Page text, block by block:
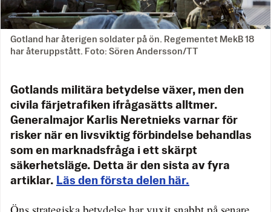
Gotland har återigen soldater på ön. Regementet MekB 18
har återuppstått. Foto: Sören Andersson/TT
Gotlands militära betydelse växer, men den
civila färjetrafiken ifrågasätts alltmer.
Generalmajor Karlis Neretnieks varnar för
risker när en livsviktig förbindelse behandlas
som en marknadsfråga i ett skärpt
säkerhetsläge. Detta är den sista av fyra
artiklar. Läs den första delen här.